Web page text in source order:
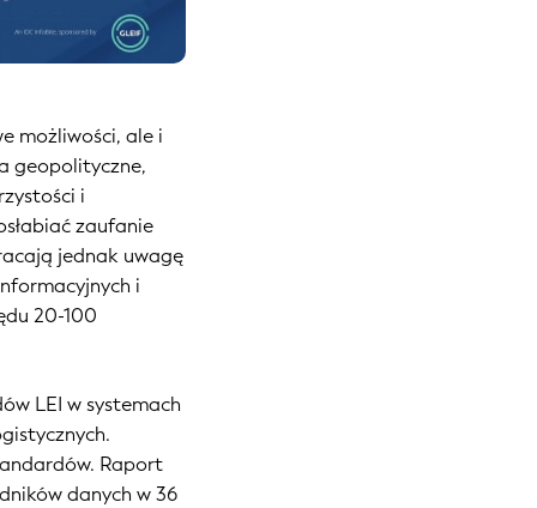
możliwości, ale i
geopolityczne,
i
zaufanie
jednak uwagę
i
20-100
LEI w systemach
Raport
danych w 36